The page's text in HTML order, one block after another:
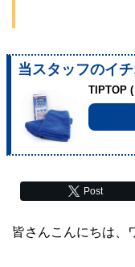
当スタッフのイ
TIPTOP
Post
皆さんこんにちは、